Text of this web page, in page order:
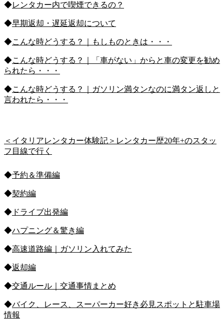
◆レンタカー内で喫煙できるの？
◆早期返却・遅延返却について
◆こんな時どうする？｜もしものときは・・・
◆こんな時どうする？｜「車がない」からと車の変更を勧め
られたら・・・
◆こんな時どうする？｜ガソリン満タンなのに満タン返しと
言われたら・・・
＜イタリアレンタカー体験記＞レンタカー歴20年+のスタッ
フ目線で行く
◆予約＆準備編
◆契約編
◆ ドライブ出発編
◆ハプニング＆驚き編
◆高速道路編｜ガソリン入れてみた
◆返却編
◆交通ルール｜交通事情まとめ
◆バイク、レース、スーパーカー好き必見スポットと駐車場
情報